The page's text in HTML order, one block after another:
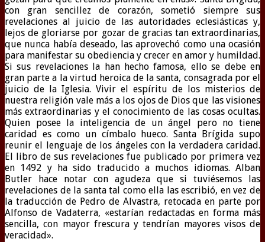
con gran sencillez de corazón, sometió siempre sus
revelaciones al juicio de las autoridades eclesiásticas y,
lejos de gloriarse por gozar de gracias tan extraordinarias,
que nunca había deseado, las aprovechó como una ocasión
para manifestar su obediencia y crecer en amor y humildad.
Si sus revelaciones la han hecho famosa, ello se debe en
gran parte a la virtud heroica de la santa, consagrada por el
juicio de la Iglesia. Vivir el espíritu de los misterios de
nuestra religión vale más a los ojos de Dios que las visiones
más extraordinarias y el conocimiento de las cosas ocultas.
Quien posee la inteligencia de un ángel pero no tiene
caridad es como un címbalo hueco. Santa Brígida supo
reunir el lenguaje de los ángeles con la verdadera caridad.
El libro de sus revelaciones fue publicado por primera vez
en 1492 y ha sido traducido a muchos idiomas. Alban
Butler hace notar con agudeza que si tuviésemos las
revelaciones de la santa tal como ella las escribió, en vez de
la traducción de Pedro de Alvastra, retocada en parte por
Alfonso de Vadaterra, «estarían redactadas en forma más
sencilla, con mayor frescura y tendrían mayores visos de
veracidad».